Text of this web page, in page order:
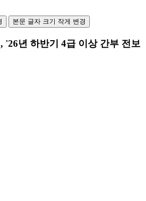
본문 글자 크기 작게 변경
'26년 하반기 4급 이상 간부 전보